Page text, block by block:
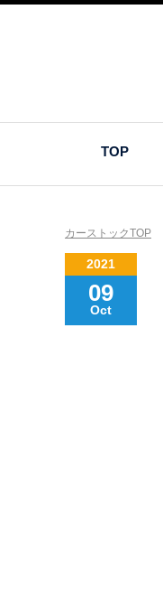
TOP
カーストックTOP
2021
09
Oct